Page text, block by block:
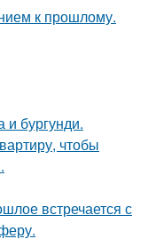
к прошлому.
и бургунди.
чтобы
встречается с